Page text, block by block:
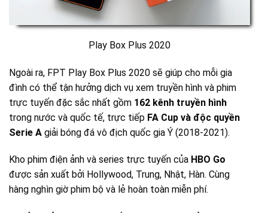
Play Box Plus 2020
Ngoài ra, FPT Play Box Plus 2020 sẽ giúp cho mỗi gia
đình có thể tận hưởng dịch vụ xem truyền hình và phim
trực tuyến đặc sắc nhất gồm 162 kênh truyền hình
trong nước và quốc tế, trực tiếp FA Cup và độc quyền
Serie A giải bóng đá vô địch quốc gia Ý (2018-2021).
Kho phim điện ảnh và series trực tuyến của HBO Go
được sản xuất bởi Hollywood, Trung, Nhật, Hàn. Cùng
hàng nghìn giờ phim bộ và lẻ hoàn toàn miễn phí.